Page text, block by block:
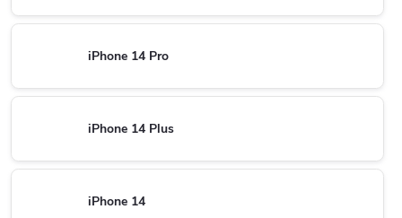
iPhone 14 Pro
iPhone 14 Plus
iPhone 14